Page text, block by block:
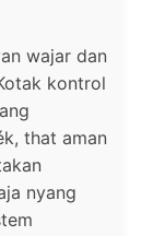
wajar dan
kontrol
that aman
nyang